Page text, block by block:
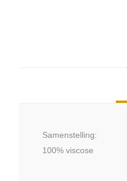
Samenstelling:
100% viscose